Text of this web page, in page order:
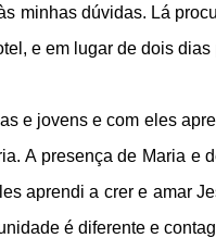
minhas dúvidas. Lá
e em lugar de dois
e jovens e com eles
A presença de Maria e
aprendi a crer e amar
é diferente e